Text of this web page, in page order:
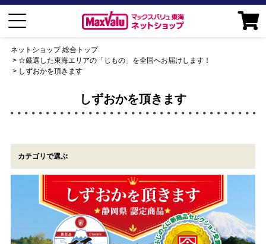
ネットショップ 総合トップ
☆厳選した東海エリアの「じもの」を全国へお届けします！
しずおかを頂きます
しずおかを頂きます
カテゴリで選ぶ